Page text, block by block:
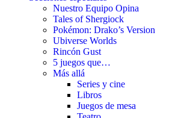
Nuestro Equipo Opina
Tales of Shergiock
Pokémon: Drako’s Version
Ubiverse Worlds
Rincón Gust
5 juegos que…
Más allá
Series y cine
Libros
Juegos de mesa